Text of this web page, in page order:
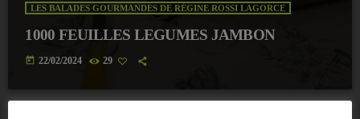
LES BALADES GOURMANDES DE RÉGINE ROSSI LAGORCE
1000 FEUILLES LEGUMES JAMBON
today 22/02/2024 29